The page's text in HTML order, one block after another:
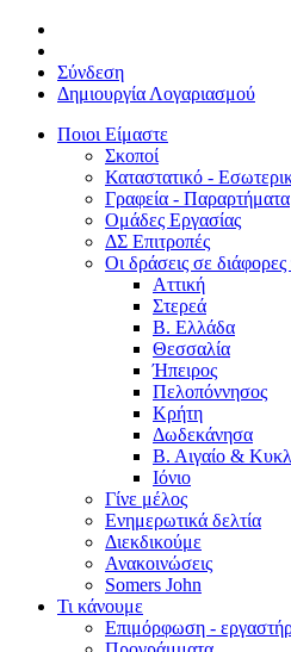
Σύνδεση
Δημιουργία Λογαριασμού
Ποιοι Είμαστε
Σκοποί
Καταστατικό -
Γραφεία - Παραρτήματα
Ομάδες Εργασίας
ΔΣ Επιτροπές
Οι δράσεις σε διάφορες
Αττική
Στερεά
Β. Ελλάδα
Θεσσαλία
Ήπειρος
Πελοπόννησος
Κρήτη
Δωδεκάνησα
Β. Αιγαίο &
Ιόνιο
Γίνε μέλος
Ενημερωτικά δελτία
Διεκδικούμε
Ανακοινώσεις
Somers John
Τι κάνουμε
Επιμόρφωση -